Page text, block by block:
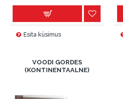
Esita küsimus
VOODI GORDES
(KONTINENTAALNE)